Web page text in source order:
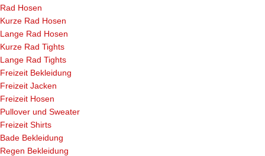
Rad Hosen
Kurze Rad Hosen
Lange Rad Hosen
Kurze Rad Tights
Lange Rad Tights
Freizeit Bekleidung
Freizeit Jacken
Freizeit Hosen
Pullover und Sweater
Freizeit Shirts
Bade Bekleidung
Regen Bekleidung